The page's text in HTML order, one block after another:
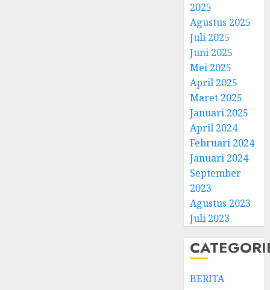
2025
Agustus 2025
Juli 2025
Juni 2025
Mei 2025
April 2025
Maret 2025
Januari 2025
April 2024
Februari 2024
Januari 2024
September
2023
Agustus 2023
Juli 2023
BERITA
3
Natal
BKSG
Tegal
di
11, 2026
4
Samuel
Adi
dan